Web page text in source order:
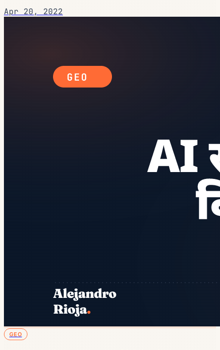
Apr 20, 2022
GEO